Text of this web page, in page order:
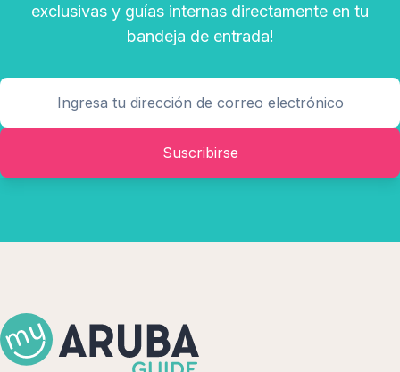
exclusivas y guías internas directamente en tu
bandeja de entrada!
Suscribirse